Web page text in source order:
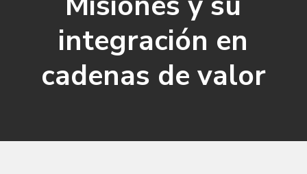
integración en
cadenas de valor